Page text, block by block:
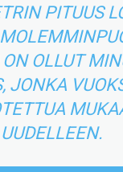
PITUUS
OLLUT
JONKA
UUDELLEEN.